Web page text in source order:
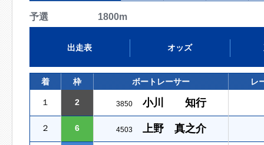
予選 1800m
出走表 オッズ
着 枠 ボートレーサー レ
１ 2 3850 小川 知行
２ 6 4503 上野 真之介